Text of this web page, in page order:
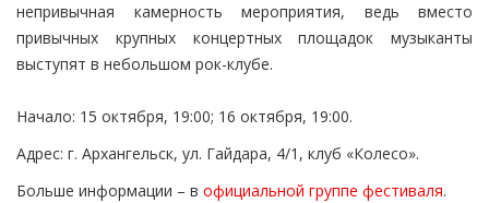
непривычная камерность мероприятия, ведь вместо
привычных крупных концертных площадок музыканты
выступят в небольшом рок-клубе.
Начало: 15 октября, 19:00; 16 октября, 19:00.
Адрес: г. Архангельск, ул. Гайдара, 4/1, клуб «Колесо».
Больше информации – в официальной группе фестиваля.